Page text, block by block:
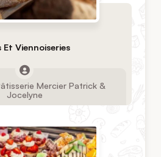
Et Viennoiseries
Mercier Patrick &
Jocelyne